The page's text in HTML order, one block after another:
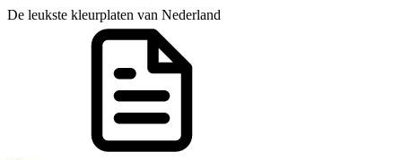
De leukste kleurplaten van Nederland